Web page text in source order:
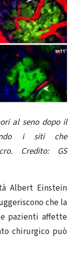
al seno dopo il
i siti che
Credito: GS
Albert Einstein
che la
pazienti affette
chirurgico può